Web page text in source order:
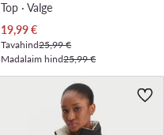
Top · Valge
Praegune hind
19,99€
Tavahind25,99 €
Madalaim hind25,99 €